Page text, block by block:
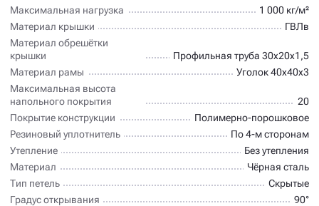
Максимальная нагрузка
1 000 кг/м²
Материал крышки
ГВЛв
Материал обрешётки
крышки
Профильная труба 30х20х1,5
Материал рамы
Уголок 40х40х3
Максимальная высота
напольного покрытия
20
Покрытие конструкции
Полимерно-порошковое
Резиновый уплотнитель
По 4-м сторонам
Утепление
Без утепления
Материал
Чёрная сталь
Тип петель
Скрытые
Градус открывания
90°